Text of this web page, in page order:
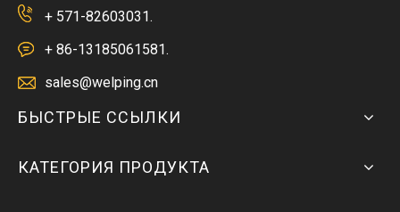
+ 571-82603031.
+ 86-13185061581.
sales@welping.cn
БЫСТРЫЕ ССЫЛКИ
КАТЕГОРИЯ ПРОДУКТА